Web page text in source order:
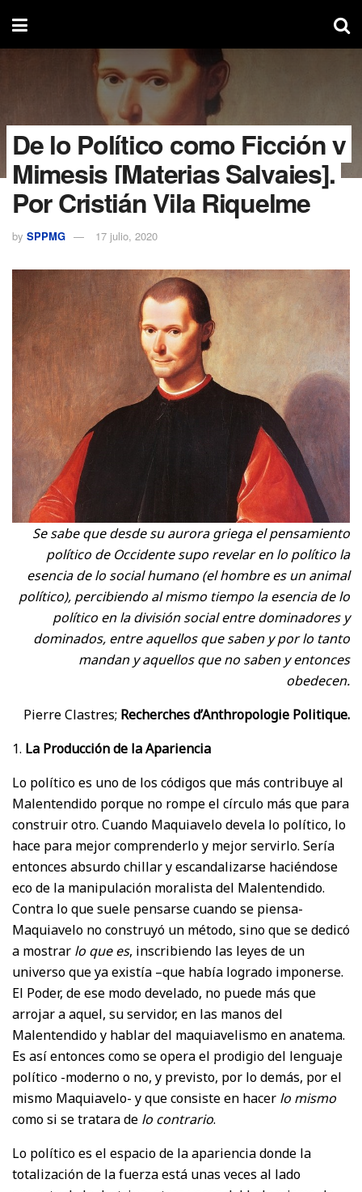
De lo Político como Ficción y
Mimesis [Materias Salvajes].
Por Cristián Vila Riquelme
by SPPMG 17 julio, 2020
Se sabe que desde su aurora griega el pensamiento
político de Occidente supo revelar en lo político la
esencia de lo social humano (el hombre es un animal
político), percibiendo al mismo tiempo la esencia de lo
político en la división social entre dominadores y
dominados, entre aquellos que saben y por lo tanto
mandan y aquellos que no saben y entonces
obedecen.
Pierre Clastres; Recherches d’Anthropologie Politique.
1. La Producción de la Apariencia
Lo político es uno de los códigos que más contribuye al
Malentendido porque no rompe el círculo más que para
construir otro. Cuando Maquiavelo devela lo político, lo
hace para mejor comprenderlo y mejor servirlo. Sería
entonces absurdo chillar y escandalizarse haciéndose
eco de la manipulación moralista del Malentendido.
Contra lo que suele pensarse cuando se piensa-
Maquiavelo no construyó un método, sino que se dedicó
a mostrar lo que es, inscribiendo las leyes de un
universo que ya existía –que había logrado imponerse.
El Poder, de ese modo develado, no puede más que
arrojar a aquel, su servidor, en las manos del
Malentendido y hablar del maquiavelismo en anatema.
Es así entonces como se opera el prodigio del lenguaje
político -moderno o no, y previsto, por lo demás, por el
mismo Maquiavelo- y que consiste en hacer lo mismo
como si se tratara de lo contrario.
Lo político es el espacio de la apariencia donde la
totalización de la fuerza está unas veces al lado